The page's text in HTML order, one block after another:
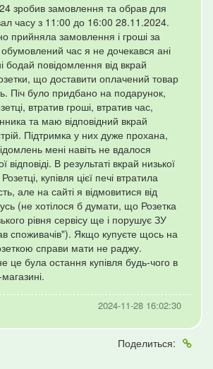
зробив замовлення та обрав для
часу з 11:00 до 16:00 28.11.2024.
прийняла замовлення і гроші за
час я не дочекався ані
бодай повідомлення від вкрай
що доставити оплачений товар
Піч було придбано на подарунок,
втратив гроші, втратив час,
та маю відповідний вкрай
Підтримка у них дуже прохана,
мені навіть не вдалося
В результаті вкрай низької
купівля цієї печі втратила
але на сайті я відмовитися від
(не хотілося б думати, що Розетка
рівня сервісу ще і порушує ЗУ
споживачів"). Якщо купуєте щось на
справи мати не раджу.
це була остання купівля будь-чого в
2024-11-28 16:02:30
Поделиться: